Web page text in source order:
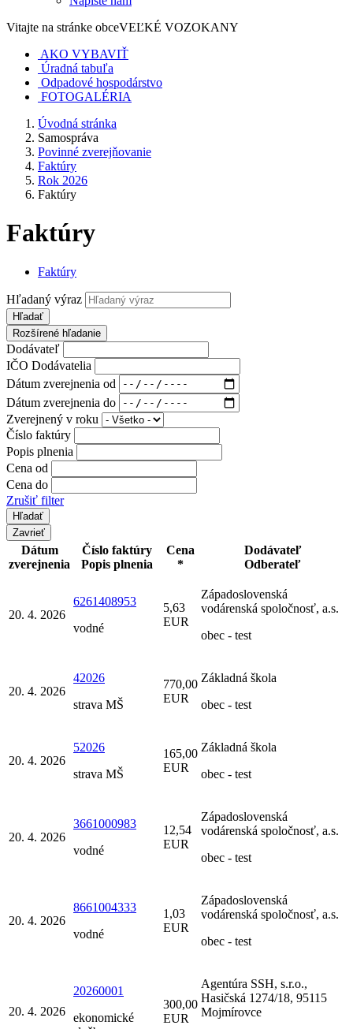
Vitajte na stránke obceVEĽKÉ VOZOKANY
AKO VYBAVIŤ
Úradná tabuľa
Odpadové hospodárstvo
FOTOGALÉRIA
Úvodná stránka
Samospráva
Povinné zverejňovanie
Faktúry
Rok 2026
Faktúry
Faktúry
Faktúry
Hľadaný výraz
Hľadať
Rozšírené hľadanie
Dodávateľ
IČO Dodávatelia
Dátum zverejnenia od
Dátum zverejnenia do
Zverejnený v roku
Číslo faktúry
Popis plnenia
Cena od
Cena do
Zrušiť filter
Zavrieť
Dátum
zverejnenia
Číslo faktúry
Popis plnenia
Cena
*
Dodávateľ
Odberateľ
20. 4. 2026
6261408953
vodné
5,63
EUR
Západoslovenská
vodárenská spoločnosť, a.s.
obec - test
20. 4. 2026
42026
strava MŠ
770,00
EUR
Základná škola
obec - test
20. 4. 2026
52026
strava MŠ
165,00
EUR
Základná škola
obec - test
20. 4. 2026
3661000983
vodné
12,54
EUR
Západoslovenská
vodárenská spoločnosť, a.s.
obec - test
20. 4. 2026
8661004333
vodné
1,03
EUR
Západoslovenská
vodárenská spoločnosť, a.s.
obec - test
20. 4. 2026
20260001
ekonomické
300,00
EUR
Agentúra SSH, s.r.o.,
Hasičská 1274/18, 95115
Mojmírovce